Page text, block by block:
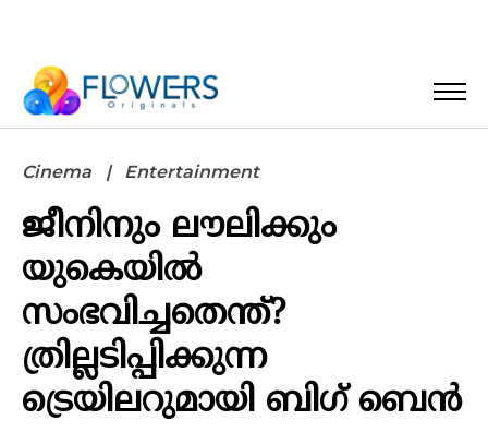
Cinema Entertainment
ജീനിനും ലൗലിക്കും
യുകെയിൽ
സംഭവിച്ചതെന്ത്?
ത്രില്ലടിപ്പിക്കുന്ന
ട്രെയിലറുമായി ബി​ഗ് ബെൻ